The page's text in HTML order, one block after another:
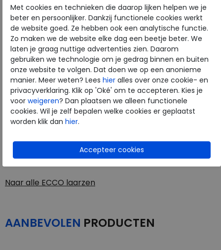
ECCO
Toon alles vanECCO
Naar alle ECCO laarzen
Merk
ECCO
Fabrikantcode
23288301001
Bestelcode
273.01.000052
Kleur
Black
Materiaal
Leer
Uitneembaar voetbed
ja
AANBEVOLEN PRODUCTEN
Met cookies en technieken die daarop lijken helpen we je
beter en persoonlijker. Dankzij functionele cookies werkt
de website goed. Ze hebben ook een analytische functie.
Zo maken we de website elke dag een beetje beter. We
laten je graag nuttige advertenties zien. Daarom
gebruiken we technologie om je gedrag binnen en buiten
onze website te volgen. Dat doen we op een anonieme
manier. Meer weten? Lees hier alles over onze cookie- en
privacyverklaring. Klik op 'Oké' om te accepteren. Kies je
voor weigeren? Dan plaatsen we alleen functionele
cookies. Wil je zelf bepalen welke cookies er geplaatst
worden klik dan hier.